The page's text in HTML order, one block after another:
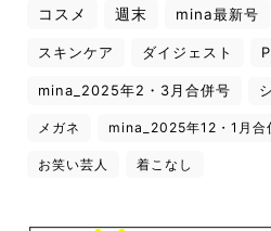
コスメ 週末 mina最新号
スキンケア ダイジェスト
mina_2025年2・3月合併号
メガネ mina_2025年12・1月合
お笑い芸人 着こなし